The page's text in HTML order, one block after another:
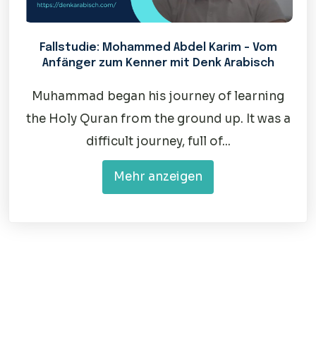
Fallstudie: Mohammed Abdel Karim – Vom
Anfänger zum Kenner mit Denk Arabisch
Muhammad began his journey of learning
the Holy Quran from the ground up. It was a
difficult journey, full of...
Mehr anzeigen